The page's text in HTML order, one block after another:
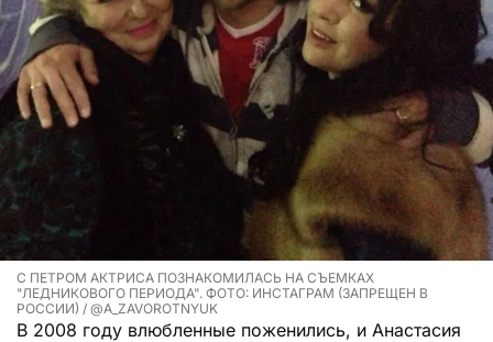
С ПЕТРОМ АКТРИСА ПОЗНАКОМИЛАСЬ НА СЪЕМКАХ
"ЛЕДНИКОВОГО ПЕРИОДА". ФОТО: ИНСТАГРАМ (ЗАПРЕЩЕН В
РОССИИ) / @A_ZAVOROTNYUK
В 2008 году влюбленные поженились, и Анастасия